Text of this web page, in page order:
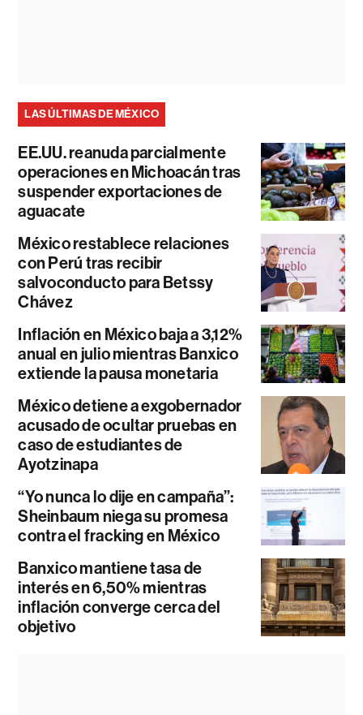
LAS ÚLTIMAS DE MÉXICO
EE.UU. reanuda parcialmente
operaciones en Michoacán tras
suspender exportaciones de
aguacate
México restablece relaciones
con Perú tras recibir
salvoconducto para Betssy
Chávez
Inflación en México baja a 3,12%
anual en julio mientras Banxico
extiende la pausa monetaria
México detiene a exgobernador
acusado de ocultar pruebas en
caso de estudiantes de
Ayotzinapa
“Yo nunca lo dije en campaña”:
Sheinbaum niega su promesa
contra el fracking en México
Banxico mantiene tasa de
interés en 6,50% mientras
inflación converge cerca del
objetivo